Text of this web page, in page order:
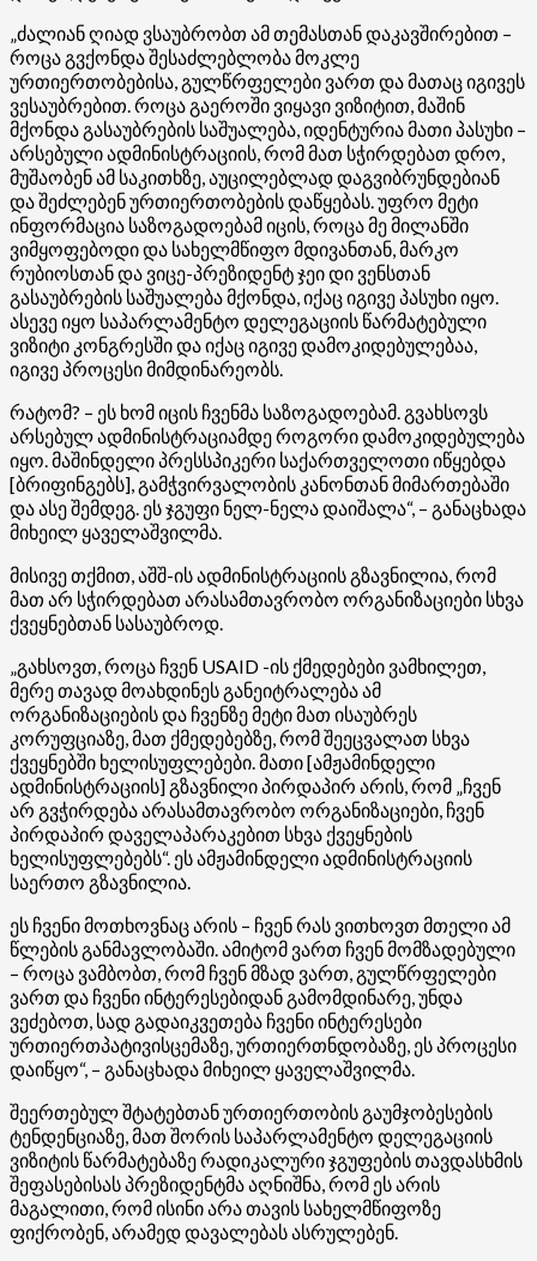
„ძალიან ღიად ვსაუბრობთ ამ თემასთან დაკავშირებით –
როცა გვქონდა შესაძლებლობა მოკლე
ურთიერთობებისა, გულწრფელები ვართ და მათაც იგივეს
ვესაუბრებით. როცა გაეროში ვიყავი ვიზიტით, მაშინ
მქონდა გასაუბრების საშუალება, იდენტურია მათი პასუხი –
არსებული ადმინისტრაციის, რომ მათ სჭირდებათ დრო,
მუშაობენ ამ საკითხზე, აუცილებლად დაგვიბრუნდებიან
და შეძლებენ ურთიერთობების დაწყებას. უფრო მეტი
ინფორმაცია საზოგადოებამ იცის, როცა მე მილანში
ვიმყოფებოდი და სახელმწიფო მდივანთან, მარკო
რუბიოსთან და ვიცე-პრეზიდენტ ჯეი დი ვენსთან
გასაუბრების საშუალება მქონდა, იქაც იგივე პასუხი იყო.
ასევე იყო საპარლამენტო დელეგაციის წარმატებული
ვიზიტი კონგრესში და იქაც იგივე დამოკიდებულებაა,
იგივე პროცესი მიმდინარეობს.
რატომ? – ეს ხომ იცის ჩვენმა საზოგადოებამ. გვახსოვს
არსებულ ადმინისტრაციამდე როგორი დამოკიდებულება
იყო. მაშინდელი პრესსპიკერი საქართველოთი იწყებდა
[ბრიფინგებს], გამჭვირვალობის კანონთან მიმართებაში
და ასე შემდეგ. ეს ჯგუფი ნელ-ნელა დაიშალა“, – განაცხადა
მიხეილ ყაველაშვილმა.
მისივე თქმით, აშშ-ის ადმინისტრაციის გზავნილია, რომ
მათ არ სჭირდებათ არასამთავრობო ორგანიზაციები სხვა
ქვეყნებთან სასაუბროდ.
„გახსოვთ, როცა ჩვენ USAID -ის ქმედებები ვამხილეთ,
მერე თავად მოახდინეს განეიტრალება ამ
ორგანიზაციების და ჩვენზე მეტი მათ ისაუბრეს
კორუფციაზე, მათ ქმედებებზე, რომ შეეცვალათ სხვა
ქვეყნებში ხელისუფლებები. მათი [ამჟამინდელი
ადმინისტრაციის] გზავნილი პირდაპირ არის, რომ „ჩვენ
არ გვჭირდება არასამთავრობო ორგანიზაციები, ჩვენ
პირდაპირ დაველაპარაკებით სხვა ქვეყნების
ხელისუფლებებს“. ეს ამჟამინდელი ადმინისტრაციის
საერთო გზავნილია.
ეს ჩვენი მოთხოვნაც არის – ჩვენ რას ვითხოვთ მთელი ამ
წლების განმავლობაში. ამიტომ ვართ ჩვენ მომზადებული
– როცა ვამბობთ, რომ ჩვენ მზად ვართ, გულწრფელები
ვართ და ჩვენი ინტერესებიდან გამომდინარე, უნდა
ვეძებოთ, სად გადაიკვეთება ჩვენი ინტერესები
ურთიერთპატივისცემაზე, ურთიერთნდობაზე, ეს პროცესი
დაიწყო“, – განაცხადა მიხეილ ყაველაშვილმა.
შეერთებულ შტატებთან ურთიერთობის გაუმჯობესების
ტენდენციაზე, მათ შორის საპარლამენტო დელეგაციის
ვიზიტის წარმატებაზე რადიკალური ჯგუფების თავდასხმის
შეფასებისას პრეზიდენტმა აღნიშნა, რომ ეს არის
მაგალითი, რომ ისინი არა თავის სახელმწიფოზე
ფიქრობენ, არამედ დავალებას ასრულებენ.